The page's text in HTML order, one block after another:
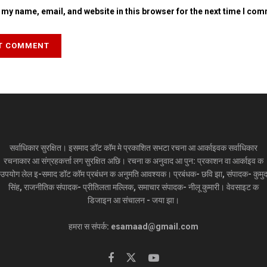
my name, email, and website in this browser for the next time I
सर्वाधिकार सुरक्षित। इसमाद डॉट कॉम मे प्रकाशित सभटा रचना आ आर्काइवक सर्वाधिकार
रचनाकार आ संग्रहकर्त्ता लग सुरक्षित अछि। रचना क अनुवाद आ पुन: प्रकाशन वा आर्काइव क
उपयोग लेल इ-समाद डॉट कॉम प्रबंधन क अनुमति आवश्यक। प्रबंधक- छवि झा, संपादक- कुमुद
सिंह, राजनीतिक संपादक- प्रीतिलता मल्लिक, समाचार संपादक- नीलू कुमारी। वेवसाइट क
डिजाइन आ संचालन - जया झा।
हमरा स संपर्क: esamaad@gmail.com